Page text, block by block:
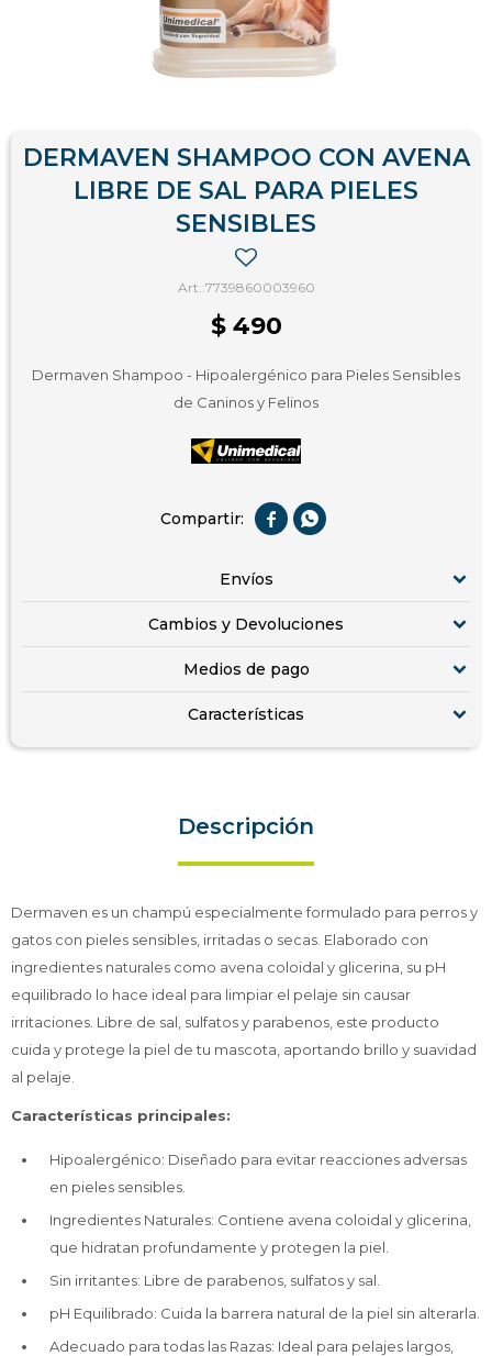
DERMAVEN SHAMPOO CON AVENA
LIBRE DE SAL PARA PIELES
SENSIBLES
7739860003960
$ 490
Dermaven Shampoo - Hipoalergénico para Pieles Sensibles
de Caninos y Felinos
 
Envíos
Cambios y Devoluciones
Medios de pago
Características
Descripción
Dermaven es un champú especialmente formulado para perros y
gatos con pieles sensibles, irritadas o secas. Elaborado con
ingredientes naturales como avena coloidal y glicerina, su pH
equilibrado lo hace ideal para limpiar el pelaje sin causar
irritaciones. Libre de sal, sulfatos y parabenos, este producto
cuida y protege la piel de tu mascota, aportando brillo y suavidad
al pelaje.
Características principales:
Hipoalergénico: Diseñado para evitar reacciones adversas
en pieles sensibles.
Ingredientes Naturales: Contiene avena coloidal y glicerina,
que hidratan profundamente y protegen la piel.
Sin irritantes: Libre de parabenos, sulfatos y sal.
pH Equilibrado: Cuida la barrera natural de la piel sin alterarla.
Adecuado para todas las Razas: Ideal para pelajes largos,